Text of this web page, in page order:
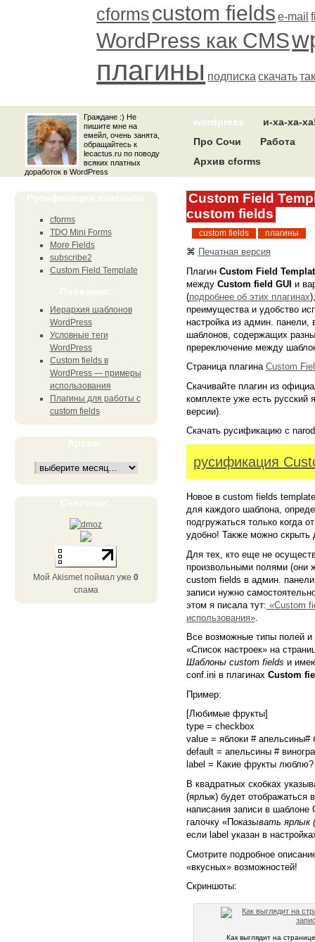
cformscustom fields e-mail
WordPress как CMS
плагины подписка скачать
Граждане :) Не
пишите мне на
емейл, очень занята,
обращайтесь к
lecactus.ru по поводу
всяких платных
доработок в WordPress
wordpress
и-ха-ха-
Про Сочи
Работа
Архив cforms
Custom Field
custom fields
custom fields плагины
⌘ Печатная версия
Плагин Custom Field
между Сustom field GUI и
(подробнее об этих плагинах
преимущества и удобство
настройка из админ. панели,
шаблонов, содержащих
пререключение между
Страница плагина Custom
Скачивайте плагин из
комплекте уже есть русский
версии).
Скачать русификацию с
русификация
Новое в custom fields
для каждого шаблона,
подгружаться только когда
удобно! Также можно
Для тех, кто еще не
произвольными полями (они
custom fields в админ.
записи нужно
этом я писала тут: «Custom
использования».
Все возможные типы полей и
«Список настроек» на
Шаблоны custom fields и
conf.ini в плагинах Сustom
Пример:
[Любимые фрукты]
type = checkbox
value = яблоки # апельсины#
default = апельсины #
label = Какие фрукты люблю?
В квадратных скобках
(ярлык) будет отображаться
написания записи в шаблоне
галочку «Показывать ярлык
если label указан в
Смотрите подробное
«вкусных» возможностей!
Скриншоты:
Как выглядит на
Русификации плагинов
cforms
TDO Mini Forms
More Fields
subscribe2
Custom Field Template
Полезное:
Иерархия шаблонов
WordPress
Условные теги
WordPress
Custom fields в
WordPress — примеры
использования
Плагины для работы с
custom fields
Архив:
Счетчики:
Мой Akismet поймал уже0
спама